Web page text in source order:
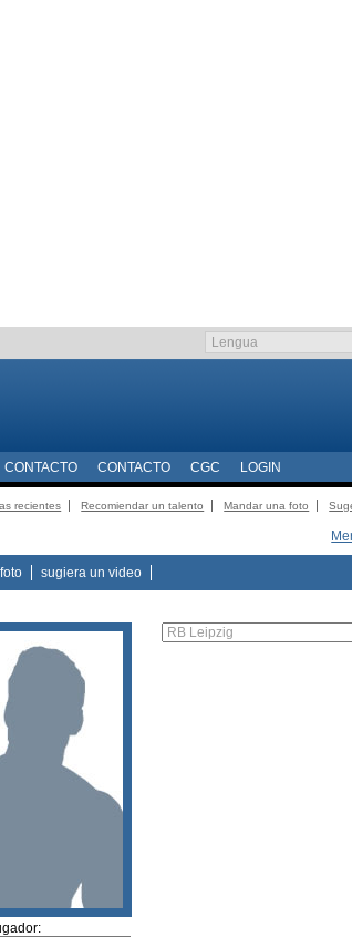
CONTACTO CONTACTO CGC LOGIN
recientes Recomiendar un talento Mandar una foto
sugiera un video